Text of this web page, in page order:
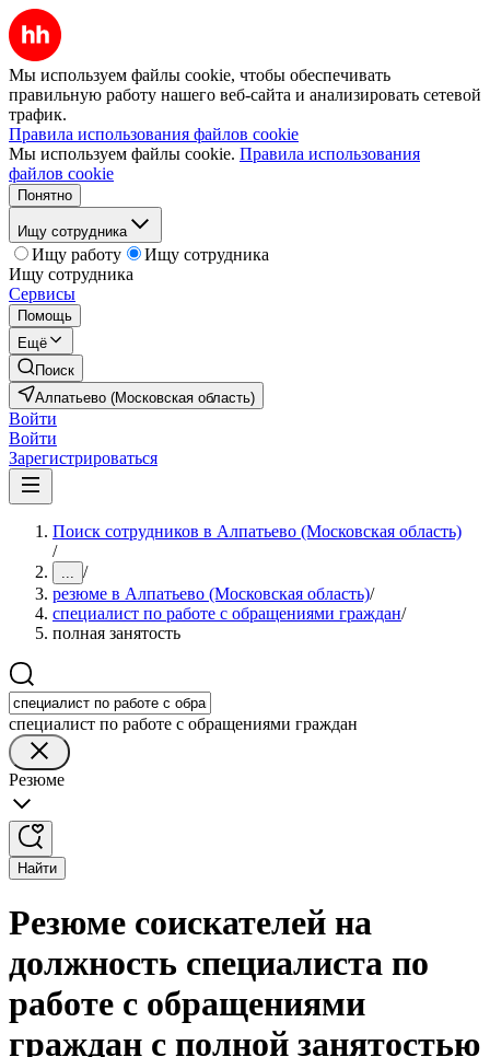
Мы используем файлы cookie, чтобы обеспечивать
правильную работу нашего веб-сайта и анализировать сетевой
трафик.
Правила использования файлов cookie
Мы используем файлы cookie. Правила использования
файлов cookie
Понятно
Ищу сотрудника
Ищу работу
Ищу сотрудника
Ищу сотрудника
Сервисы
Помощь
Ещё
Поиск
Алпатьево (Московская область)
Войти
Войти
Зарегистрироваться
Поиск сотрудников в Алпатьево (Московская область)
/
... /
резюме в Алпатьево (Московская область)/
специалист по работе с обращениями граждан/
полная занятость
специалист по работе с обращениями граждан
Резюме
Найти
Резюме соискателей на
должность специалиста по
работе с обращениями
граждан с полной занятостью